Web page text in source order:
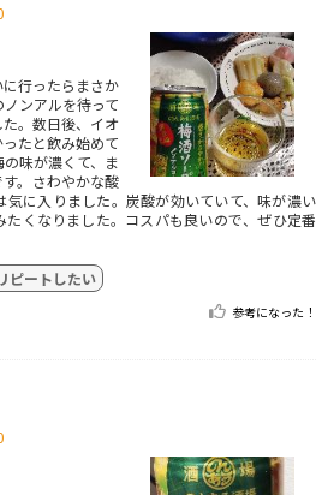
行ったらまさか
ンアルを待って
。数日後、イオ
たと飲み始めて
味が濃くて、ま
。さわやかな酸
に入りました。炭酸が効いていて、味が濃い
くなりました。コスパも良いので、ぜひ定番
ピートしたい
参考になった！